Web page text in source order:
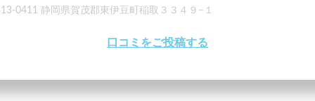
0411 静岡県賀茂郡東伊豆町稲取３３４９−１
口コミをご投稿する